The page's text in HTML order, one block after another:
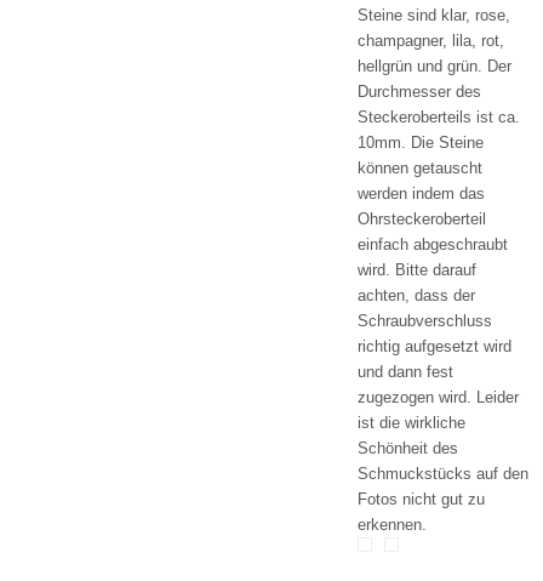
Steine sind klar, rose,
champagner, lila, rot,
hellgrün und grün. Der
Durchmesser des
Steckeroberteils ist ca.
10mm. Die Steine
können getauscht
werden indem das
Ohrsteckeroberteil
einfach abgeschraubt
wird. Bitte darauf
achten, dass der
Schraubverschluss
richtig aufgesetzt wird
und dann fest
zugezogen wird. Leider
ist die wirkliche
Schönheit des
Schmuckstücks auf den
Fotos nicht gut zu
erkennen.